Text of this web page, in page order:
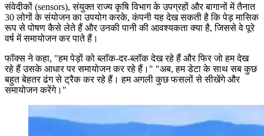
संवेदीकों (sensors), संयुक्त राज्य कृषि विभाग के उपग्रहों और बागानों में तैनात
30 लोगों के संयोजन का उपयोग करके, कंपनी यह देख सकती है कि पेड़ मासिक
रूप से पोषण कैसे लेते हैं और उनकी पानी की आवश्यकता क्या है, जिससे वे पूरे
वर्ष में समायोजन कर पाते हैं।
फॉक्स ने कहा, "हम पेड़ों को ब्लॉक-दर-ब्लॉक देख रहे हैं और फिर जो हम देख
रहे हैं उसके आधार पर समायोजन कर रहे हैं।" "अब, हम डेटा के साथ सब कुछ
बहुत बेहतर ढंग से ट्रैक कर रहे हैं। हम अगली कुछ फसलों से सीखेंगे और
समायोजन करेंगे।"